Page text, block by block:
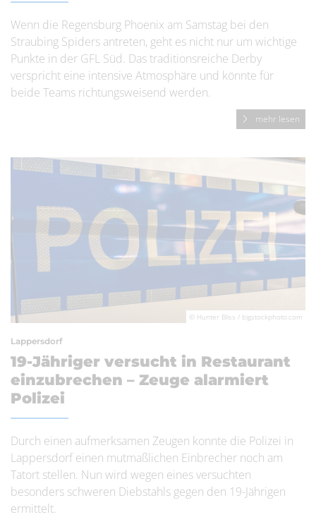
Wenn die Regensburg Phoenix am Samstag bei den
Straubing Spiders antreten, geht es nicht nur um wichtige
Punkte in der GFL Süd. Das traditionsreiche Derby
verspricht eine intensive Atmosphäre und könnte für
beide Teams richtungsweisend werden.
mehr lesen
© Hunter Bliss / bigstockphoto.com
Lappersdorf
19-Jähriger versucht in Restaurant
einzubrechen – Zeuge alarmiert
Polizei
Durch einen aufmerksamen Zeugen konnte die Polizei in
Lappersdorf einen mutmaßlichen Einbrecher noch am
Tatort stellen. Nun wird wegen eines versuchten
besonders schweren Diebstahls gegen den 19-Jährigen
ermittelt.